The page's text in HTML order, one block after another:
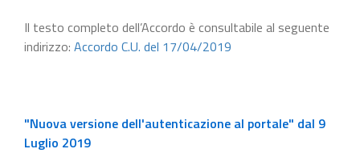
Il testo completo dell’Accordo è consultabile al seguente
indirizzo: Accordo C.U. del 17/04/2019
"Nuova versione dell'autenticazione al portale" dal 9
Luglio 2019